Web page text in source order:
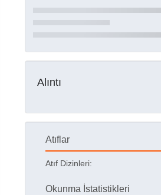
Alıntı
Atıflar
Atıf Dizinleri:
Okunma İstatistikleri